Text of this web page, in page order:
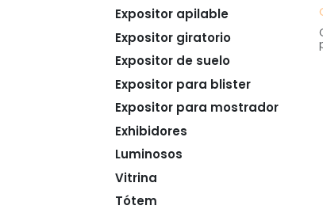
Expositor apilable
Expositor giratorio
Expositor de suelo
Expositor para blister
Expositor para mostrador
Exhibidores
Luminosos
Vitrina
Tótem